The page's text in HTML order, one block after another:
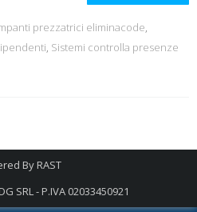
prezzatrici eliminacode,
, Sistemi controlla presenze
ByRAST
SRL - P.IVA 02033450921